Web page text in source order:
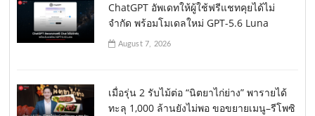
ChatGPT อัพเดทให้ผู้ใช้ฟรีแชทคุยได้ไม่
จำกัด พร้อมโมเดลใหม่ GPT-5.6 Luna
August 7, 2026
เมื่อรุ่น 2 รับไม้ต่อ “นิตยาไก่ย่าง” พารายได้
ทะลุ 1,000 ล้านยังไม่พอ ขอขยายเมนู–รีโพซิ